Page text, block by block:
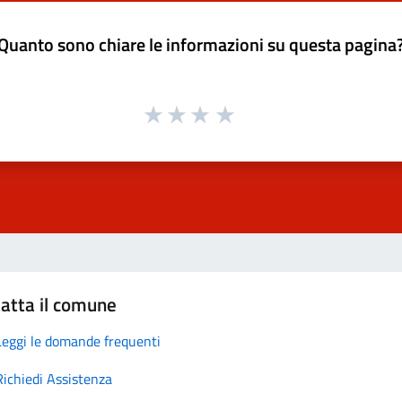
sono chiare le informazioni su questa
il comune
le domande frequenti
Assistenza